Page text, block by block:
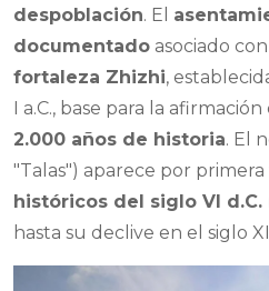
despoblación. El
documentado asociado
fortaleza Zhizhi,
I a.C., base para la
2.000 años de historia. El
"Talas") aparece por primera
históricos del siglo VI d.C.
hasta su declive en el siglo